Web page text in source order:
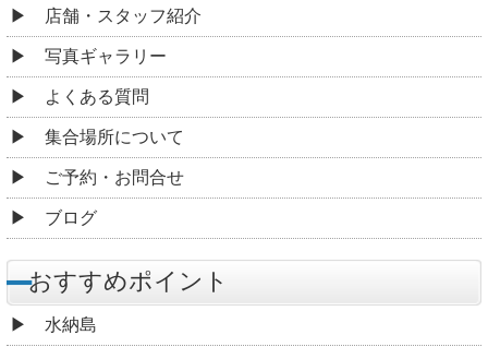
店舗・スタッフ紹介
写真ギャラリー
よくある質問
集合場所について
ご予約・お問合せ
ブログ
おすすめポイント
水納島